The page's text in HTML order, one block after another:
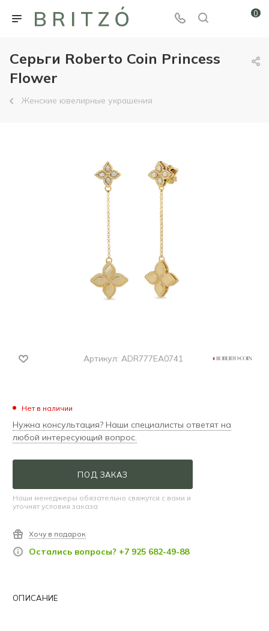
0
Серьги Roberto Coin Princess
Flower
Женские ювелирные украшения
Артикул: ADR777EA0741
Нет в наличии
Нужна консультация? Наши специалисты ответят на
любой интересующий вопрос.
ПОД ЗАКАЗ
Наши менеджеры обязательно свяжутся с вами и
уточнят условия заказа
Хочу в подарок
Остались вопросы? +7 925 682-49-88
ОПИСАНИЕ